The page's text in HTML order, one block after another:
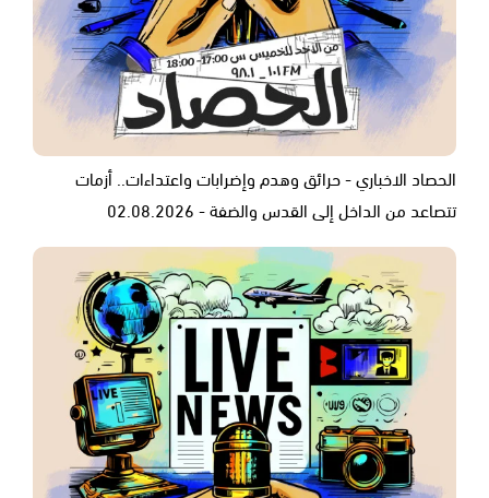
الحصاد الاخباري - حرائق وهدم وإضرابات واعتداءات.. أزمات
تتصاعد من الداخل إلى القدس والضفة - 02.08.2026